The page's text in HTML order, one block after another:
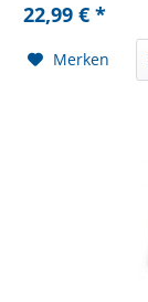
22,99 € *
Merken